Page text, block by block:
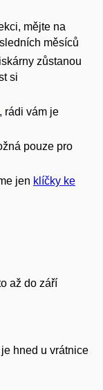
mějte na
měsíců
zůstanou
si
, rádi vám je
pouze pro
jen klíčky ke
až do září
hned u vrátnice